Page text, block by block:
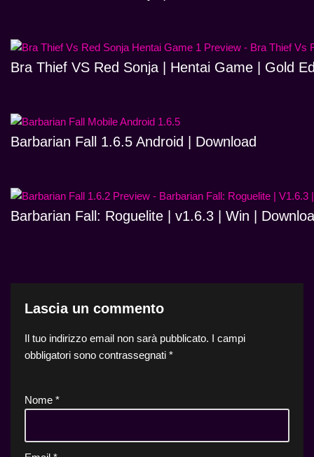
Bra Thief VS Red Sonja | Hentai Game | Gold
Barbarian Fall 1.6.5 Android | Download
Barbarian Fall: Roguelite | v1.6.3 | Win |
Lascia un commento
Il tuo indirizzo email non sarà pubblicato. I campi
obbligatori sono contrassegnati *
Nome *